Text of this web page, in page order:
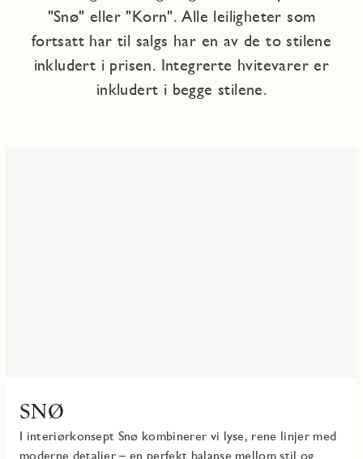
"Snø" eller "Korn". Alle leiligheter som
fortsatt har til salgs har en av de to stilene
inkludert i prisen. Integrerte hvitevarer er
inkludert i begge stilene.
SNØ
I interiørkonsept Snø kombinerer vi lyse, rene linjer med
moderne detaljer – en perfekt balanse mellom stil og